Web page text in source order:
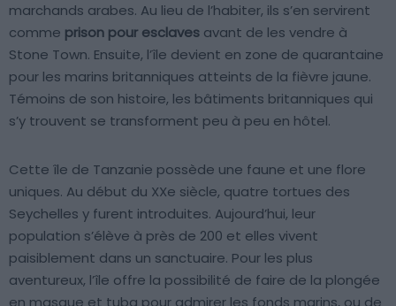
marchands arabes. Au lieu de l’habiter, ils s’en servirent
comme prison pour esclaves avant de les vendre à
Stone Town. Ensuite, l’île devient en zone de quarantaine
pour les marins britanniques atteints de la fièvre jaune.
Témoins de son histoire, les bâtiments britanniques qui
s’y trouvent se transforment peu à peu en hôtel.
Cette île de Tanzanie possède une faune et une flore
uniques. Au début du XXe siècle, quatre tortues des
Seychelles y furent introduites. Aujourd’hui, leur
population s’élève à près de 200 et elles vivent
paisiblement dans un sanctuaire. Pour les plus
aventureux, l’île offre la possibilité de faire de la plongée
en masque et tuba pour admirer les fonds marins, ou de